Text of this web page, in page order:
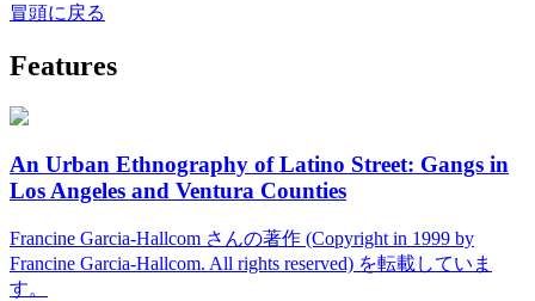
冒頭に戻る
Features
An Urban Ethnography of Latino Street: Gangs in
Los Angeles and Ventura Counties
Francine Garcia-Hallcom さんの著作 (Copyright in 1999 by
Francine Garcia-Hallcom. All rights reserved) を転載していま
す。